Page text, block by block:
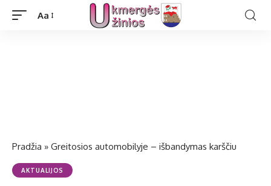
Aa
Pradžia » Greitosios automobilyje – išbandymas karščiu
AKTUALIJOS